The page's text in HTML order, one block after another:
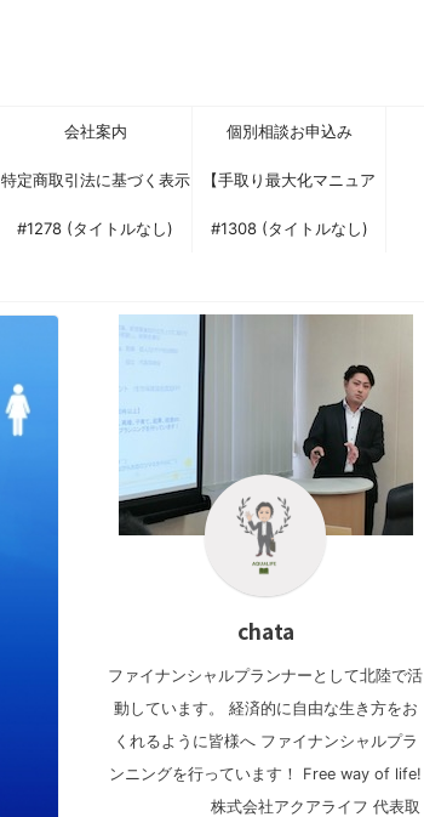
会社案内 個別相談お申込み
特定商取引法に基づく表示 【手取り最大化マニュア
ル】に興味をお持ちいただ
#1278 (タイトルなし) #1308 (タイトルなし)
chata
ファイナンシャルプランナーとして北陸で活
動しています。 経済的に自由な生き方をお
くれるように皆様へ ファイナンシャルプラ
ンニングを行っています！ Free way of life!
株式会社アクアライフ 代表取